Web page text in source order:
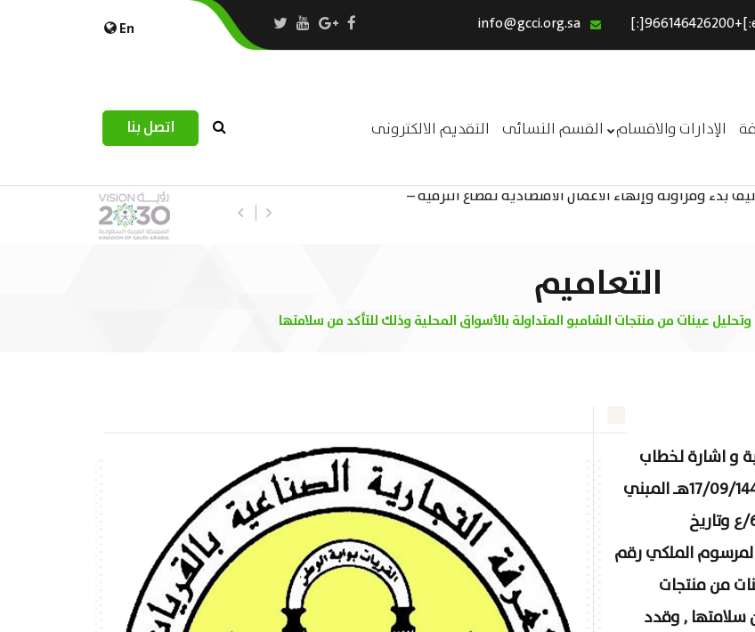
En
الإدارات والاقسام القسم النسائى التقديم الالكترونى
اتصل بنا
الرئيسية
عن الغرفة
القسم النسائى
استبيان معوقات
ومزاولة وإنهاء الأعمال الاقتصادية لقطاع الترفيه –
استبيان مرصد التحديات اللوجستية
التعاميم
عينات من منتجات الشامبو المتداولة بالأسواق المحلية وذلك للتأكد من سلامتها
و اشارة لخطاب
رقم ش . غ /2319 بتاريخ 17/09/1440هـ المبني
على خطاب الهيئة العامة للغذاء والدواء رقم 61300/ع وتاريخ
بالمرسوم الملكي رقم
عينات من منتجات
سلامتها , وقدد